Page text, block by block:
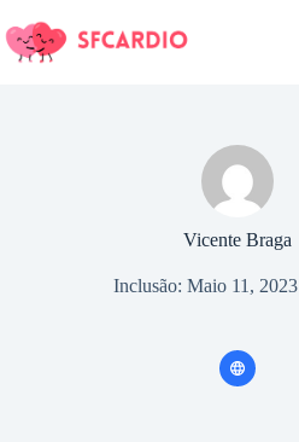
para
Vicente Braga
Inclusão: Maio 11, 2023